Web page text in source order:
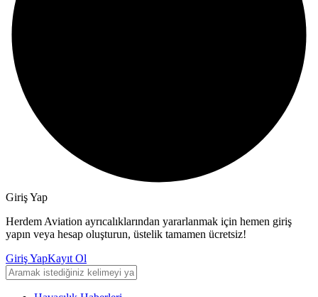
Giriş Yap
Herdem Aviation ayrıcalıklarından yararlanmak için hemen giriş
yapın veya hesap oluşturun, üstelik tamamen ücretsiz!
Giriş YapKayıt Ol